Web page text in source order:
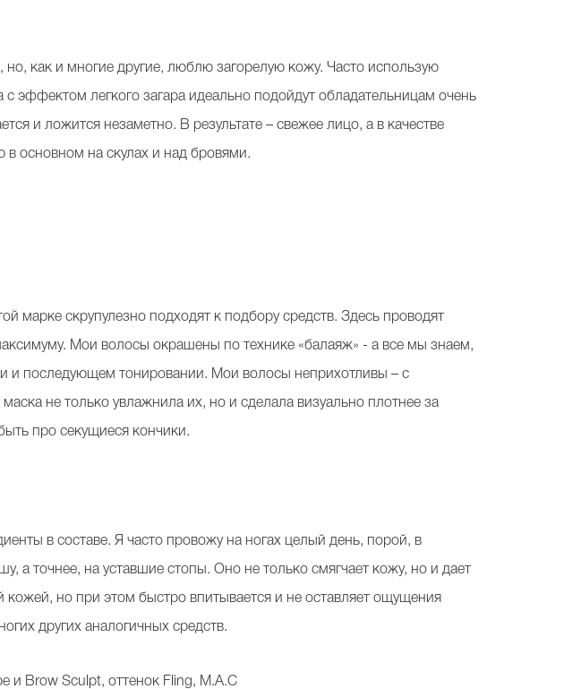
как и многие другие, люблю загорелую кожу. Часто использую
эффектом легкого загара идеально подойдут обладательницам очень
и ложится незаметно. В результате – свежее лицо, а в качестве
основном на скулах и над бровями.
марке скрупулезно подходят к подбору средств. Здесь проводят
Мои волосы окрашены по технике «балаяж» - а все мы знаем,
и последующем тонировании. Мои волосы неприхотливы – с
не только увлажнила их, но и сделала визуально плотнее за
про секущиеся кончики.
в составе. Я часто провожу на ногах целый день, порой, в
а точнее, на уставшие стопы. Оно не только смягчает кожу, но и дает
но при этом быстро впитывается и не оставляет ощущения
других аналогичных средств.
и Brow Sculpt, оттенок Fling, M.A.C